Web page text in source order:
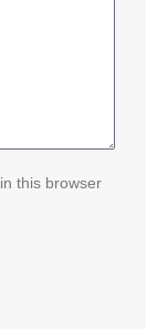
this browser